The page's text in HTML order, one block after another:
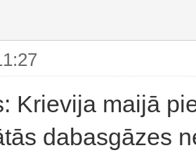
Krievija maijā
dabasgāzes